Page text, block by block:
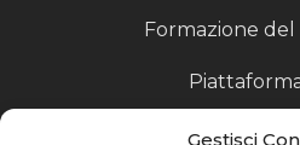
Gestisci
Formazione del
Scouting